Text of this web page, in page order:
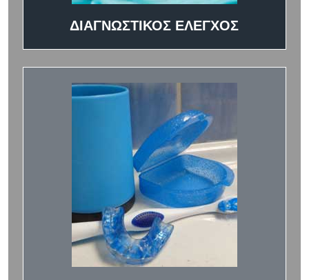
ΔΙΑΓΝΩΣΤΙΚΟΣ ΕΛΕΓΧΟΣ